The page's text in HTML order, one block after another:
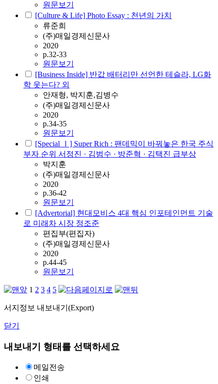
원문보기
[Culture & Life] Photo Essay : 천년의 가치
류준희
(주)매일경제신문사
2020
p.32-33
원문보기
[Business Inside] 반값 배터리만 선언한 테슬라, LG화
학 웃는다? 외
안재형, 박지훈,김병수
(주)매일경제신문사
2020
p.34-35
원문보기
[Special Ⅰ] Super Rich : 팬데믹이 바꿔놓은 한국 주식
부자 순위 서정진 · 김범수 · 방준혁 · 김택진 급부상
박지훈
(주)매일경제신문사
2020
p.36-42
원문보기
[Advertorial] 현대모비스 4대 핵심 인포테인먼트 기술
로 미래차 시장 정조준
편집부(편집자)
(주)매일경제신문사
2020
p.44-45
원문보기
1 2 3 4 5
서지정보 내보내기(Export)
닫기
내보내기 형태를 선택하세요
메일전송
인쇄